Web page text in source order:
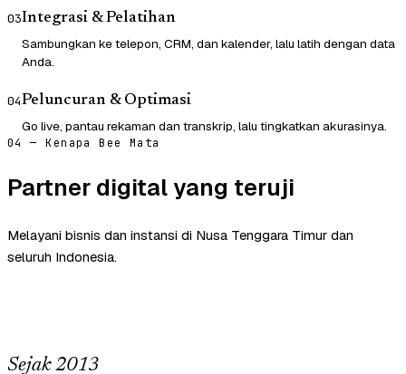
03Integrasi & Pelatihan
Sambungkan ke telepon, CRM, dan kalender, lalu latih dengan data
Anda.
04Peluncuran & Optimasi
Go live, pantau rekaman dan transkrip, lalu tingkatkan akurasinya.
04 — Kenapa Bee Mata
Partner digital yang teruji
Melayani bisnis dan instansi di Nusa Tenggara Timur dan
seluruh Indonesia.
Sejak 2013